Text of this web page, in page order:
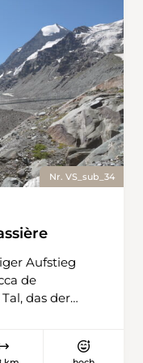
Nr. VS_sub_34
Aufstieg
de
das der
erreichen